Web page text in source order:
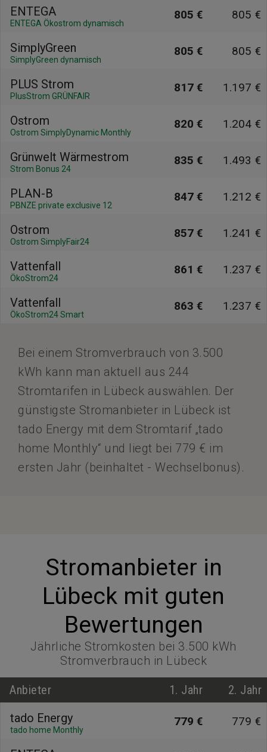
ENTEGA
ENTEGA Ökostrom dynamisch
805 € 805 €
SimplyGreen
SimplyGreen dynamisch
805 € 805 €
PLUS Strom
PlusStrom GRÜNFAIR
817 € 1.197 €
Ostrom
Ostrom SimplyDynamic Monthly
820 € 1.204 €
Grünwelt Wärmestrom
Strom Bonus 24
835 € 1.493 €
PLAN-B
PBNZE private exclusive 12
847 € 1.212 €
Ostrom
Ostrom SimplyFair24
857 € 1.241 €
Vattenfall
ÖkoStrom24
861 € 1.237 €
Vattenfall
ÖkoStrom24 Smart
863 € 1.237 €
Bei einem Stromverbrauch von 3.500
kWh kann man aktuell aus 244
Stromtarifen in Lübeck auswählen. Der
günstigste Stromanbieter in Lübeck ist
tado Energy mit dem Stromtarif „tado
home Monthly“ und liegt bei 779 € im
ersten Jahr (beinhaltet - Wechselbonus).
Stromanbieter in
Lübeck mit guten
Bewertungen
Jährliche Stromkosten bei 3.500 kWh
Stromverbrauch in Lübeck
Anbieter 1. Jahr
2. Jahr
tado Energy
tado home Monthly
779 € 779 €